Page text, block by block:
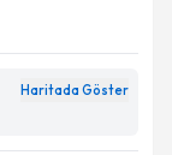
Haritada Göster